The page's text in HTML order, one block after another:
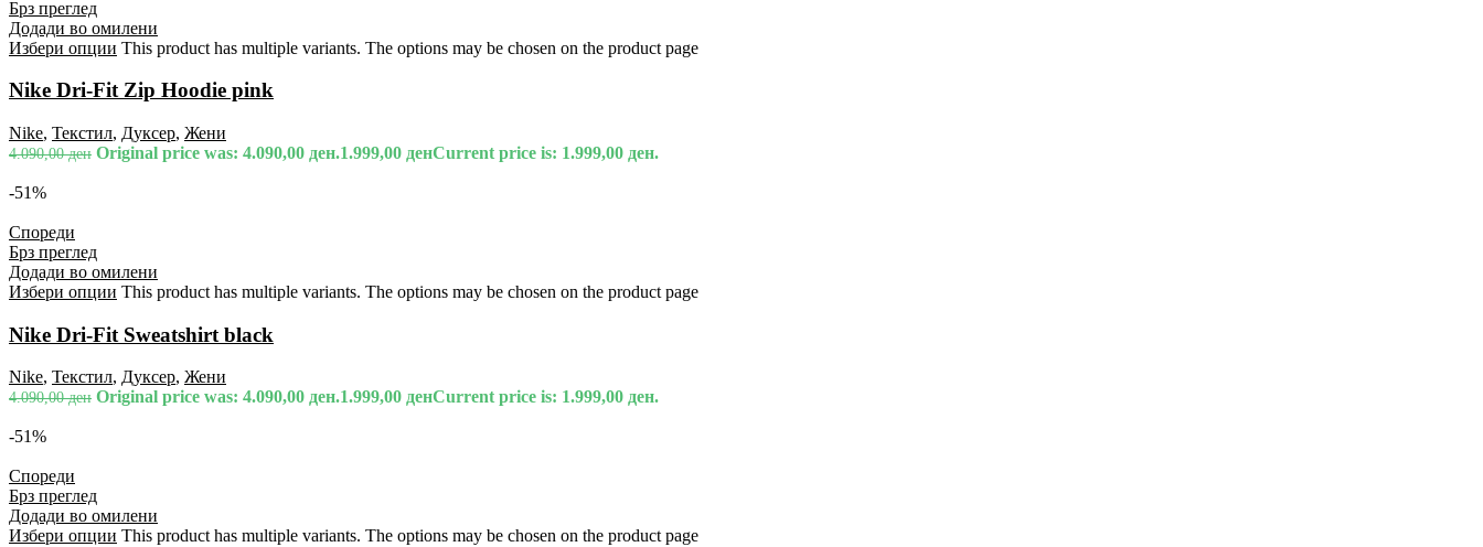
Брз преглед
Додади во омилени
Избери опции This product has multiple variants. The options may be chosen on the product page
Nike Dri-Fit Zip Hoodie pink
Nike, Текстил, Дуксер, Жени
4.090,00ден Original price was: 4.090,00 ден.1.999,00 денCurrent price is: 1.999,00 ден.
-51%
Спореди
Брз преглед
Додади во омилени
Избери опции This product has multiple variants. The options may be chosen on the product page
Nike Dri-Fit Sweatshirt black
Nike, Текстил, Дуксер, Жени
4.090,00ден Original price was: 4.090,00 ден.1.999,00 денCurrent price is: 1.999,00 ден.
-51%
Спореди
Брз преглед
Додади во омилени
Избери опции This product has multiple variants. The options may be chosen on the product page